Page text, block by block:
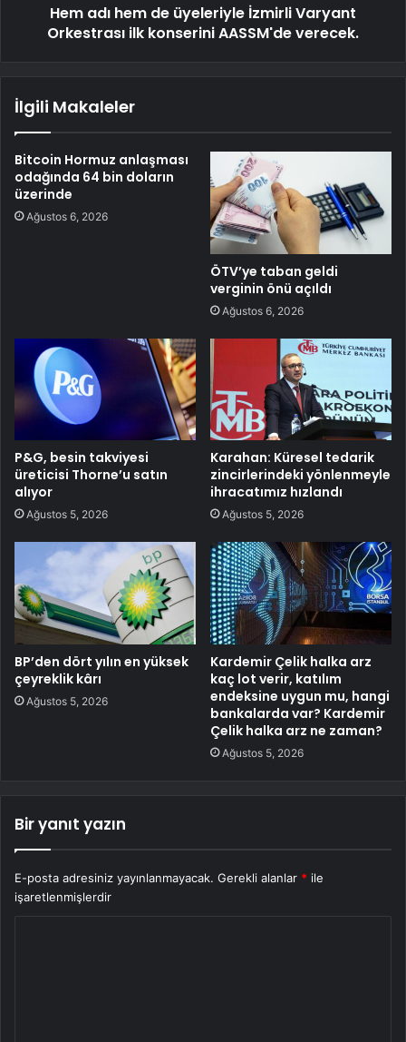
Hem adı hem de üyeleriyle İzmirli Varyant
Orkestrası ilk konserini AASSM'de verecek.
İlgili Makaleler
Bitcoin Hormuz anlaşması
odağında 64 bin doların
üzerinde
Ağustos 6, 2026
ÖTV’ye taban geldi
verginin önü açıldı
Ağustos 6, 2026
P&G, besin takviyesi
üreticisi Thorne’u satın
alıyor
Ağustos 5, 2026
Karahan: Küresel tedarik
zincirlerindeki yönlenmeyle
ihracatımız hızlandı
Ağustos 5, 2026
BP’den dört yılın en yüksek
çeyreklik kârı
Ağustos 5, 2026
Kardemir Çelik halka arz
kaç lot verir, katılım
endeksine uygun mu, hangi
bankalarda var? Kardemir
Çelik halka arz ne zaman?
Ağustos 5, 2026
Bir yanıt yazın
E-posta adresiniz yayınlanmayacak. Gerekli alanlar * ile
işaretlenmişlerdir